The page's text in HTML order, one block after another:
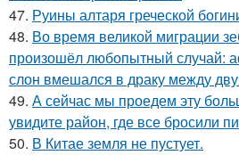
47. Руины алтаря греческой
48. Во время великой миграции
произошёл любопытный случай:
слон вмешался в драку между
49. А сейчас мы проедем эту
увидите район, где все бросили
50. В Китае земля не пустует.